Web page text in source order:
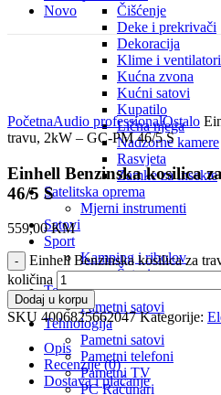
Čišćenje
Deke i prekrivači
Dekoracija
Klime i ventilatori
Kućna zvona
Kućni satovi
Kupatilo
Lična njega
Nadzorne kamere
Rasvjeta
Zamke za insekte
Satelitska oprema
Mjerni instrumenti
Satovi
Sport
Kamping i ribolov
Šatori
Tehnika
Pametni satovi
Tehnologija
Pametni satovi
Pametni telefoni
Pametni TV
PC Računari
Novo
PočetnaAudio professionalOstalo
travu, 2kW – GC-PM 46/5 S
Einhell Benzinska kosilica
46/5 S
559,00KM
Einhell Benzinska kosilica za
količina
Dodaj u korpu
SKU 4006825662047Kategorije:
Opis
Recenzije (0)
Dostava i plaćanje